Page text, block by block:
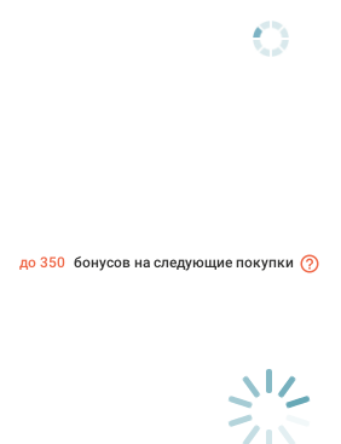
до 350 бонусов на следующие покупки